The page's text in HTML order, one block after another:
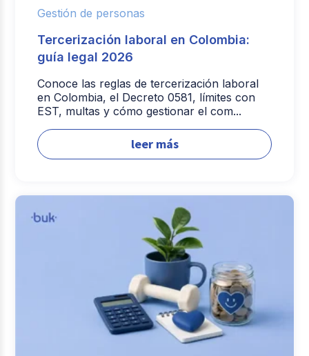
Gestión de personas
Tercerización laboral en Colombia:
guía legal 2026
Conoce las reglas de tercerización laboral
en Colombia, el Decreto 0581, límites con
EST, multas y cómo gestionar el com...
leer más